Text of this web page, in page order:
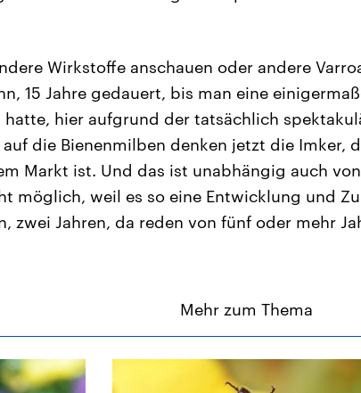
Wirkstoffe anschauen oder andere
15 Jahre gedauert, bis man eine
hatte, hier aufgrund der tatsächlich
auf die Bienenmilben denken jetzt die Imker,
Markt ist. Und das ist unabhängig auch
möglich, weil es so eine Entwicklung und
zwei Jahren, da reden von fünf oder mehr
Mehr zum Thema